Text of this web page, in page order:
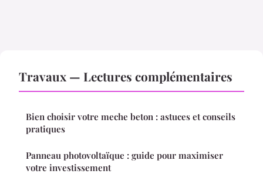
Travaux — Lectures complémentaires
Bien choisir votre meche beton : astuces et conseils
pratiques
Panneau photovoltaïque : guide pour maximiser
votre investissement